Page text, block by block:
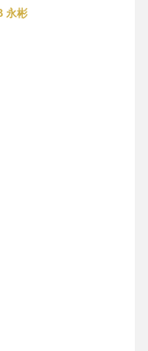
永彬